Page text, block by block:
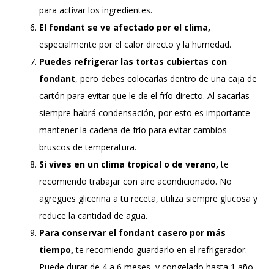
para activar los ingredientes.
El fondant se ve afectado por el clima,
especialmente por el calor directo y la humedad.
Puedes refrigerar las tortas cubiertas con
fondant, pero debes colocarlas dentro de una caja de
cartón para evitar que le de el frío directo. Al sacarlas
siempre habrá condensación, por esto es importante
mantener la cadena de frío para evitar cambios
bruscos de temperatura.
Si vives en un clima tropical o de verano, te
recomiendo trabajar con aire acondicionado. No
agregues glicerina a tu receta, utiliza siempre glucosa y
reduce la cantidad de agua.
Para conservar el fondant casero por más
tiempo, te recomiendo guardarlo en el refrigerador.